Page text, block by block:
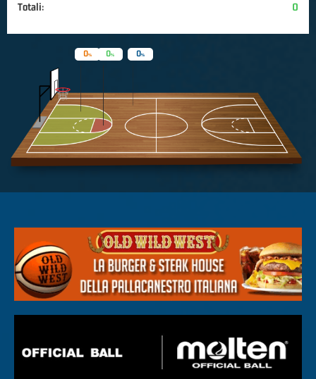
Totali:
0
0
0 0